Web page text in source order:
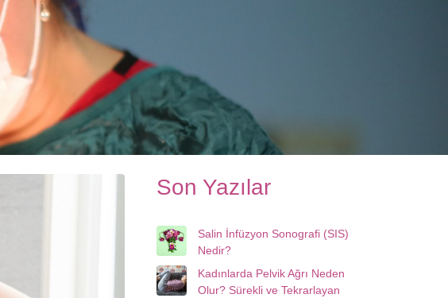
Son Yazılar
Salin İnfüzyon Sonografi (SIS)
Nedir?
Kadınlarda Pelvik Ağrı Neden
Olur? Sürekli ve Tekrarlayan